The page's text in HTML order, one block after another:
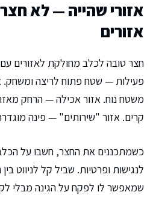
אזורי שהייה — לא
אזורים
חצר טובה לכלב מחולקת לאזורים עם
פעילות — שטח פתוח לריצה ומשחק.
משטח נוח. אזור אכילה — הרחק
קרים. אזור "שירותים" — פינה
כשמתכננים את החצר, חשבו על
לנגישות ופרטיות. שביל קל לניווט
שמאפשר לו לפקח על הגינה מבלי